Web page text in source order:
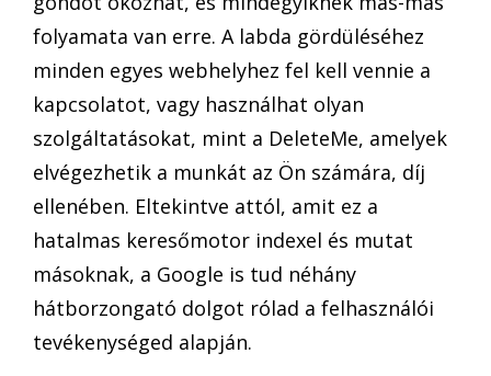
folyamata van erre. A labda gördüléséhez
minden egyes webhelyhez fel kell vennie a
kapcsolatot, vagy használhat olyan
szolgáltatásokat, mint a DeleteMe, amelyek
elvégezhetik a munkát az Ön számára, díj
ellenében. Eltekintve attól, amit ez a
hatalmas keresőmotor indexel és mutat
másoknak, a Google is tud néhány
hátborzongató dolgot rólad a felhasználói
tevékenységed alapján.